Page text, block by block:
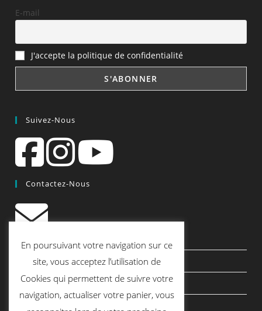
E-mail
J'accepte la politique de confidentialité
Suivez-Nous
Contactez-Nous
contact@quiscrap.fr
Les Fiches Techniques et les Tutos
Le Blog
Conditions générales de vente
En poursuivant votre navigation sur ce
site, vous acceptez l’utilisation de
Cookies qui permettent de suivre votre
navigation, actualiser votre panier, vous